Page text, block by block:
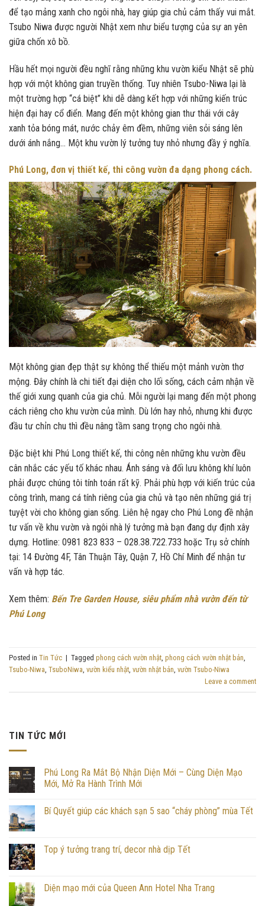
để tạo mảng xanh cho ngôi nhà, hay giúp gia chủ cảm thấy vui mắt.
Tsubo Niwa được người Nhật xem như biểu tượng của sự an yên
giữa chốn xô bồ.
Hầu hết mọi người đều nghĩ rằng những khu vườn kiểu Nhật sẽ phù
hợp với một không gian truyền thống. Tuy nhiên Tsubo-Niwa lại là
một trường hợp “cá biệt” khi dễ dàng kết hợp với những kiến trúc
hiện đại hay cổ điển. Mang đến một không gian thư thái với cây
xanh tỏa bóng mát, nước chảy êm đềm, những viên sỏi sáng lên
dưới ánh nắng… Một khu vườn lý tưởng tuy nhỏ nhưng đầy ý nghĩa.
Phú Long, đơn vị thiết kế, thi công vườn đa dạng phong cách.
Một không gian đẹp thật sự không thể thiếu một mảnh vườn thơ
mộng. Đây chính là chi tiết đại diện cho lối sống, cách cảm nhận về
thế giới xung quanh của gia chủ. Mỗi người lại mang đến một phong
cách riêng cho khu vườn của mình. Dù lớn hay nhỏ, nhưng khi được
đầu tư chỉn chu thì đều nâng tầm sang trọng cho ngôi nhà.
Đặc biệt khi Phú Long thiết kế, thi công nên những khu vườn đều
cân nhắc các yếu tố khác nhau. Ánh sáng và đối lưu không khí luôn
phải được chúng tôi tính toán rất kỹ. Phải phù hợp với kiến trúc của
công trình, mang cá tính riêng của gia chủ và tạo nên những giá trị
tuyệt vời cho không gian sống. Liên hệ ngay cho Phú Long đề nhận
tư vấn về khu vườn và ngôi nhà lý tưởng mà bạn đang dự định xây
dựng. Hotline: 0981 823 833 – 028.38.722.733 hoặc Trụ sở chính
tại: 14 Đường 4F, Tân Thuận Tây, Quận 7, Hồ Chí Minh để nhận tư
vấn và hợp tác.
Xem thêm: Bến Tre Garden House, siêu phẩm nhà vườn đến từ
Phú Long
Posted in Tin Tức | Tagged phong cách vườn nhật phong cách vườn nhật bản
Tsubo-Niwa TsuboNiwa vườn kiểu nhật vườn nhật bản vườn Tsubo-Niwa
Leave a comment
TIN TỨC MỚI
Phú Long Ra Mắt Bộ Nhận Diện Mới – Cùng Diện Mạo
Mới, Mở Ra Hành Trình Mới
Bí Quyết giúp các khách sạn 5 sao “cháy phòng” mùa Tết
Top ý tưởng trang trí, decor nhà dịp Tết
Diện mạo mới của Queen Ann Hotel Nha Trang